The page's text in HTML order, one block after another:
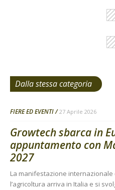
Dalla stessa categoria
FIERE ED EVENTI 27 Aprile 2026
Growtech sbarca in
appuntamento con
2027
La manifestazione
l’agricoltura arriva in Italia e si